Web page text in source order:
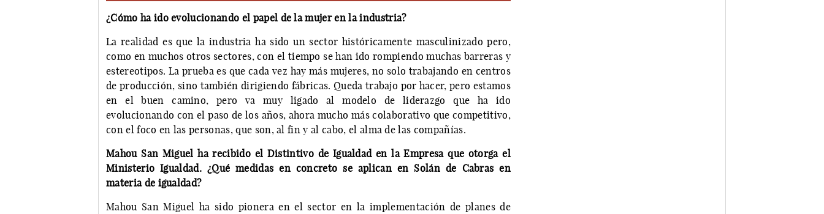
¿Cómo ha ido evolucionando el papel de la mujer en la industria?
La realidad es que la industria ha sido un sector históricamente masculinizado pero,
como en muchos otros sectores, con el tiempo se han ido rompiendo muchas barreras y
estereotipos. La prueba es que cada vez hay más mujeres, no solo trabajando en centros
de producción, sino también dirigiendo fábricas. Queda trabajo por hacer, pero estamos
en el buen camino, pero va muy ligado al modelo de liderazgo que ha ido
evolucionando con el paso de los años, ahora mucho más colaborativo que competitivo,
con el foco en las personas, que son, al fin y al cabo, el alma de las compañías.
Mahou San Miguel ha recibido el Distintivo de Igualdad en la Empresa que otorga el
Ministerio Igualdad. ¿Qué medidas en concreto se aplican en Solán de Cabras en
materia de igualdad?
Mahou San Miguel ha sido pionera en el sector en la implementación de planes de